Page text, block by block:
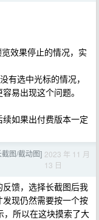
效果停止的情况，实
有选中光标的情况，
易出现这个问题。
如果出付费版本一定
图/截动图] 2023 年 11 月
13 日
馈，选择长截图后我
现仍然需要按一个按
，所以在这块摸索了大